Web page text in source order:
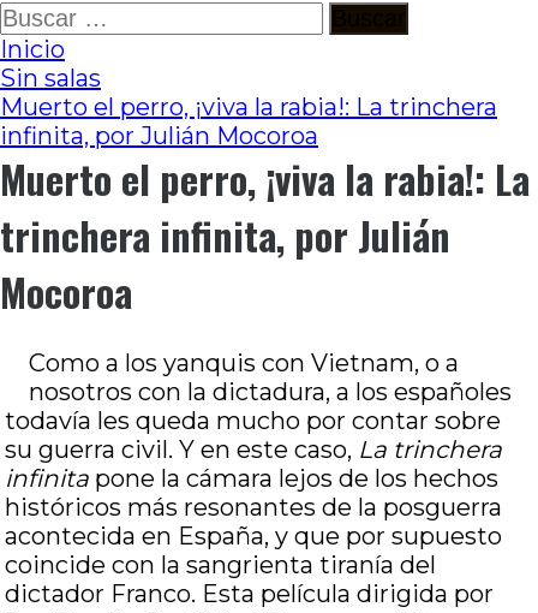
Ir
al
contenido
Buscar:
Inicio
Sin salas
Muerto el perro, ¡viva la rabia!: La trinchera
infinita, por Julián Mocoroa
Muerto el perro, ¡viva la rabia!: La
trinchera infinita, por Julián
Mocoroa
Como a los yanquis con Vietnam, o a
nosotros con la dictadura, a los españoles
todavía les queda mucho por contar sobre
su guerra civil. Y en este caso, La trinchera
infinita pone la cámara lejos de los hechos
históricos más resonantes de la posguerra
acontecida en España, y que por supuesto
coincide con la sangrienta tiranía del
dictador Franco. Esta película dirigida por